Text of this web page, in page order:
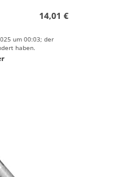
14,01 €
um 00:03; der
haben.